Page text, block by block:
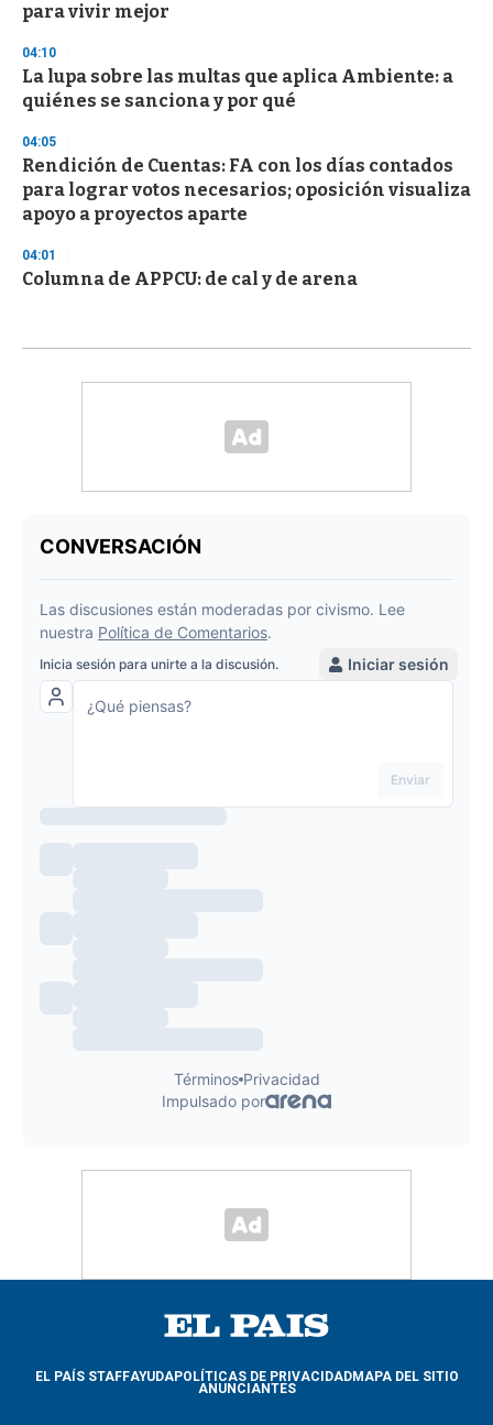
para vivir mejor
04:10
La lupa sobre las multas que aplica Ambiente: a
quiénes se sanciona y por qué
04:05
Rendición de Cuentas: FA con los días contados
para lograr votos necesarios; oposición visualiza
apoyo a proyectos aparte
04:01
Columna de APPCU: de cal y de arena
EL PAÍS STAFFAYUDAPOLÍTICAS DE PRIVACIDADMAPA DEL SITIO
ANUNCIANTES